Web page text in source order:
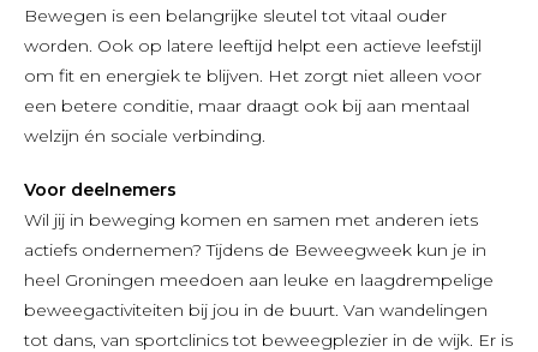
Bewegen is een belangrijke sleutel tot vitaal ouder
worden. Ook op latere leeftijd helpt een actieve leefstijl
om fit en energiek te blijven. Het zorgt niet alleen voor
een betere conditie, maar draagt ook bij aan mentaal
welzijn én sociale verbinding.
Voor deelnemers
Wil jij in beweging komen en samen met anderen iets
actiefs ondernemen? Tijdens de Beweegweek kun je in
heel Groningen meedoen aan leuke en laagdrempelige
beweegactiviteiten bij jou in de buurt. Van wandelingen
tot dans, van sportclinics tot beweegplezier in de wijk. Er is